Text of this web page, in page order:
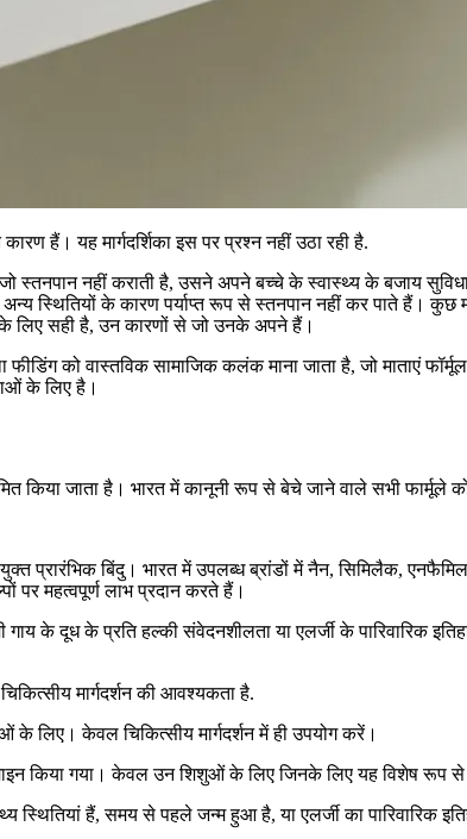
हैं। यह मार्गदर्शिका इस पर प्रश्न नहीं उठा रही है.
स्तनपान नहीं कराती है, उसने अपने बच्चे के स्वास्थ्य के बजाय
स्थितियों के कारण पर्याप्त रूप से स्तनपान नहीं कर पाते हैं।
के लिए सही है, उन कारणों से जो उनके अपने हैं।
को वास्तविक सामाजिक कलंक माना जाता है, जो माताएं
के लिए है।
किया जाता है। भारत में कानूनी रूप से बेचे जाने वाले सभी फार्मूले
बिंदु। भारत में उपलब्ध ब्रांडों में नैन, सिमिलैक,
पर महत्वपूर्ण लाभ प्रदान करते हैं।
के दूध के प्रति हल्की संवेदनशीलता या एलर्जी के पारिवारिक
मार्गदर्शन की आवश्यकता है.
केवल चिकित्सीय मार्गदर्शन में ही उपयोग करें।
किया गया। केवल उन शिशुओं के लिए जिनके लिए यह विशेष रूप
स्थितियां हैं, समय से पहले जन्म हुआ है, या एलर्जी का